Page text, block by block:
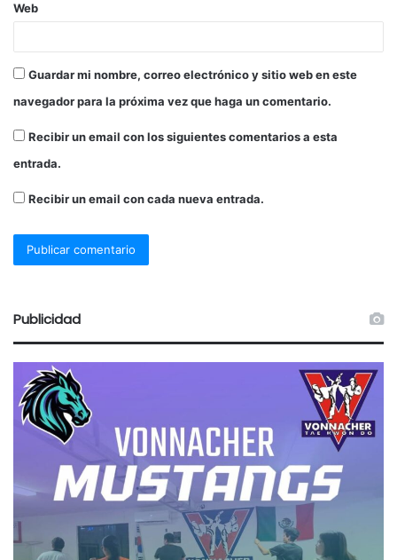
Web
Guardar mi nombre, correo electrónico y sitio web en este
navegador para la próxima vez que haga un comentario.
Recibir un email con los siguientes comentarios a esta
entrada.
Recibir un email con cada nueva entrada.
Publicidad